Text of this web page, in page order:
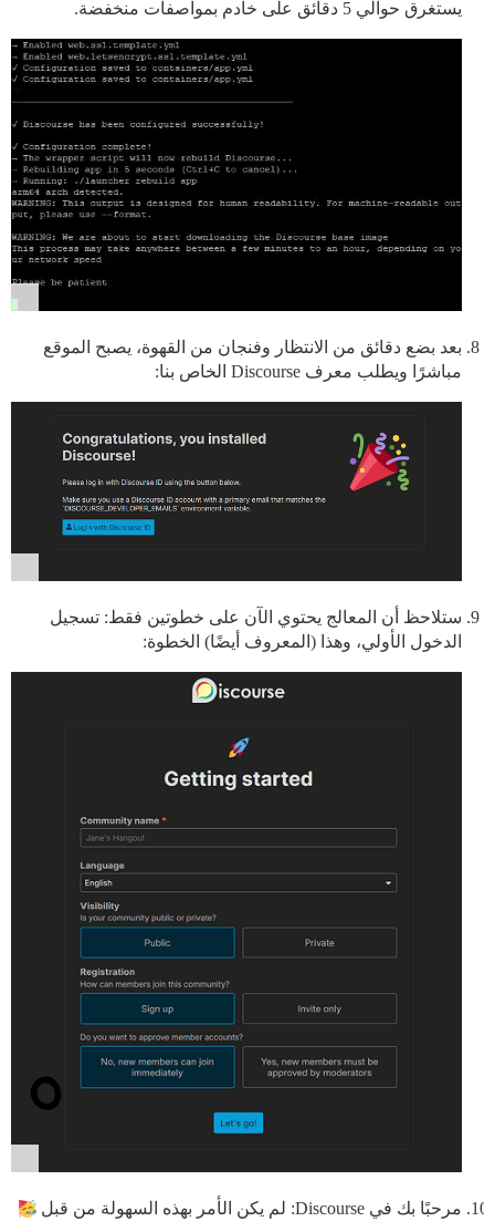
يستغرق حوالي 5 دقائق على خادم بمواصفات منخفضة.
بعد بضع دقائق من الانتظار وفنجان من القهوة، يصبح الموقع
مباشرًا ويطلب معرف Discourse الخاص بنا:
ستلاحظ أن المعالج يحتوي الآن على خطوتين فقط: تسجيل
الدخول الأولي، وهذا (المعروف أيضًا) الخطوة:
مرحبًا بك في Discourse: لم يكن الأمر بهذه السهولة من قبل